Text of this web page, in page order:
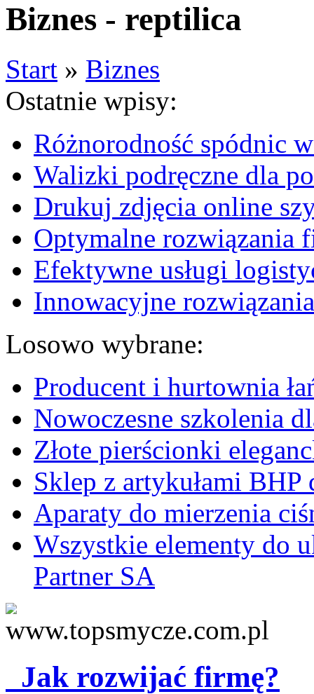
Biznes - reptilica
Start » Biznes
Ostatnie wpisy:
Różnorodność spódnic
Walizki podręczne dla
Drukuj zdjęcia online
Optymalne rozwiązania
Efektywne usługi
Innowacyjne
Losowo wybrane:
Producent i hurtownia
Nowoczesne szkolenia
Złote pierścionki
Sklep z artykułami
Aparaty do mierzenia
Wszystkie elementy do
Partner SA
Jak rozwijać firmę?